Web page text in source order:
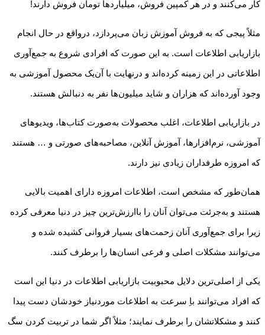
کار می‌کنند و در هر کمپین فروش، میلیاردها تومان فروش دارند!
مثلاً پیجی که به فروش آموزش زبان می‌پردازد، درواقع در حال انجام
بازاریابی اطلاعات است. به این صورت که افرادی شروع به جمع‌آوری
اطلاعاتی در این زمینه کرده‌اند و درنهایت با آن‌یک محصول آموزشی به
وجود آورده‌اند که هزاران و شاید میلیون‌ها نفر به دنبالش هستند.
در بازاریابی اطلاعات، اغلب محصولات به‌صورت کتاب‌ها، ویدیوهای
آموزشی، نرم‌افزارها، آموزش آنلاین، مصاحبه‌های صورتی و … هستند
که امروزه طرفداران زیادی نیز دارند.
همان‌طور که مشخص است، اطلاعات امروزه دارای اهمیت بالایی
هستند و به‌جرئت می‌توان آنان را باارزش‌ترین چیز در دنیا معرفی کرده
زیرا برای جمع‌آوری آنان زحمت‌های بسیار فروانی کشیده شده و
می‌توانند مشکلات اصلی و فرعی انسان‌ها را برطرف کنند.
یکی از اصلی‌ترین دلایل محبوبیت بازاریابی اطلاعات در دنیا این است
که افراد می‌توانند باِ سرعت به اطلاعات موردنیاز خودشان دست پیدا
کنند و مشکلاتشان را برطرف نمایند؛ مثلاً اگر شما در تربیت کردن سگ